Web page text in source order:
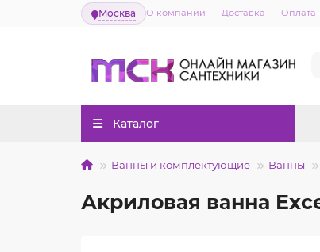
Москва О компании Доставка Оплата
Каталог
Ванны и комплектующие Ванны
Акриловая ванна